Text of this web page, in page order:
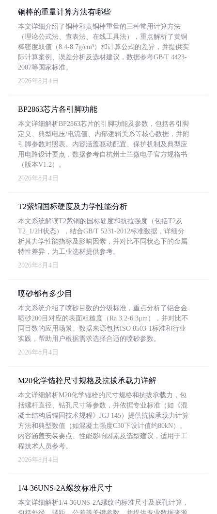
铜棒的重量计算方法有哪些
本文详细介绍了铜棒和黄铜棒重量的三种常用计算方法
（理论公式法、查表法、在线工具法），重点解析了黄铜
棒密度取值（8.4-8.7g/cm³）和计算公式的差异，并提供实
际计算案例、误差分析及选材建议，数据参考GB/T 4423-
2007等国家标准。
2026年8月4日
BP2863芯片各引脚功能
本文详细解析BP2863芯片的引脚功能及参数，包括各引脚
定义、典型电压/电流值、内部逻辑关系等核心数据，并附
引脚参数对照表。内容涵盖驱动配置、保护机制及典型应
用电路设计要点，数据参考自杭州士兰微电子官方规格书
（版本V1.2）。
2026年8月4日
T2紫铜国标硬度及力学性能分析
本文系统解读T2紫铜的国标硬度和抗拉强度（包括T2及
T2_1/2H状态），结合GB/T 5231-2012标准数据，详细分
析其力学性能指标及影响因素，并对比不同状态下的金属
特性差异，为工业选材提供参考。
2026年8月4日
喷砂都有多少目
本文系统介绍了喷砂目数的分级标准，重点分析了铝合金
喷砂200目对应的表面粗糙度（Ra 3.2-6.3μm），并对比不
同目数的应用场景。数据来源包括ISO 8503-1标准和行业
实践，帮助用户根据需求选择合适的喷砂参数。
2026年8月4日
M20化学锚栓尺寸规格及抗拔承载力详解
本文详细解析M20化学锚栓的尺寸规格和抗拔承载力，包
括螺杆直径、钻孔尺寸等参数，并依据专业标准（如《混
凝土结构后锚固技术规程》JGJ 145）提供抗拔承载力计算
方法和典型数值（如混凝土强度C30下设计值约80kN）。
内容涵盖安装要点、性能影响因素及选型建议，适用于工
程技术人员参考。
2026年8月4日
1/4-36UNS-2A螺纹标准尺寸
本文详细解析1/4-36UNS-2A螺纹的标准尺寸及底孔计算，